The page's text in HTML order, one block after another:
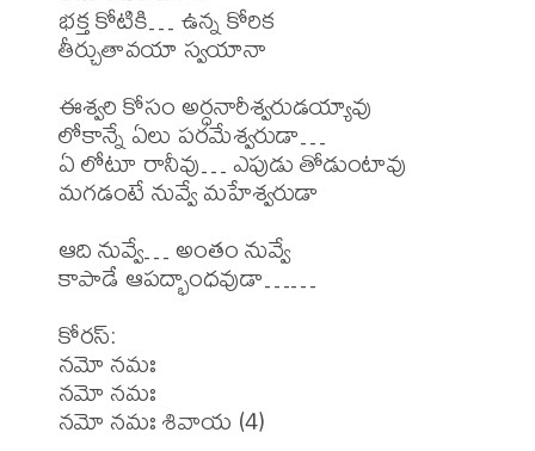
భక్త కోటికి… ఉన్న కోరిక
తీర్చుతావయా స్వయానా
ఈశ్వరి కోసం అర్ధనారీశ్వరుడయ్యావు
లోకాన్నే ఏలు పరమేశ్వరుడా…
ఏ లోటూ రానీవు… ఎపుడు తోడుంటావు
మగడంటే నువ్వే మహేశ్వరుడా
ఆది నువ్వే… అంతం నువ్వే
కాపాడే ఆపద్భాంధవుడా……
కోరస్:
నమో నమః
నమో నమః
నమో నమః శివాయ (4)